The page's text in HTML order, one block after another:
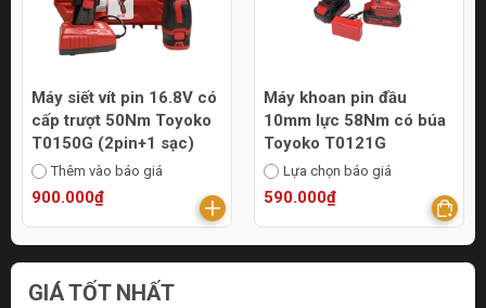
Máy siết vít pin 16.8V có
cấp trượt 50Nm Toyoko
T0150G (2pin+1 sạc)
Thêm vào báo giá
900.000₫
Máy khoan pin đầu
10mm lực 58Nm có búa
Toyoko T0121G
Lựa chọn báo giá
590.000₫
GIÁ TỐT NHẤT